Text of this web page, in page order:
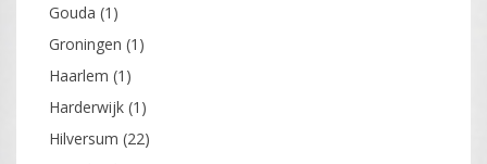
Gouda (1)
Groningen (1)
Haarlem (1)
Harderwijk (1)
Hilversum (22)